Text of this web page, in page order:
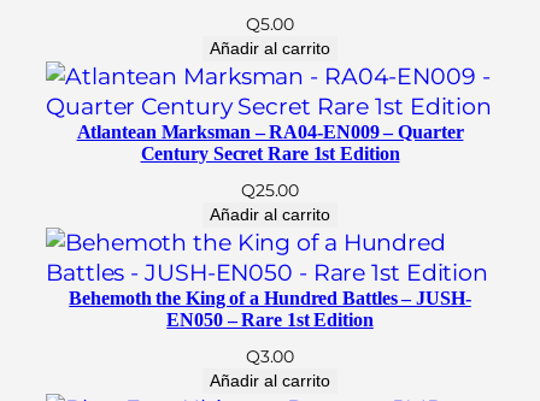
r
a
n
D
A
Q5.00
Añadir al carrito
Atlantean Marksman – RA04-EN009 – Quarter
Century Secret Rare 1st Edition
Q25.00
Añadir al carrito
Behemoth the King of a Hundred Battles – JUSH-
EN050 – Rare 1st Edition
Q3.00
Añadir al carrito